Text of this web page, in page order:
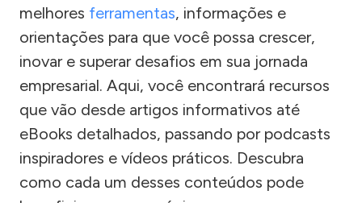
melhores ferramentas, informações e
orientações para que você possa crescer,
inovar e superar desafios em sua jornada
empresarial. Aqui, você encontrará recursos
que vão desde artigos informativos até
eBooks detalhados, passando por podcasts
inspiradores e vídeos práticos. Descubra
como cada um desses conteúdos pode